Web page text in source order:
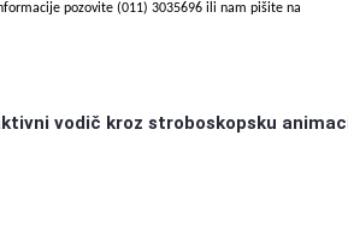
pozovite (011) 3035696 ili nam pišite na
vodič kroz stroboskopsku